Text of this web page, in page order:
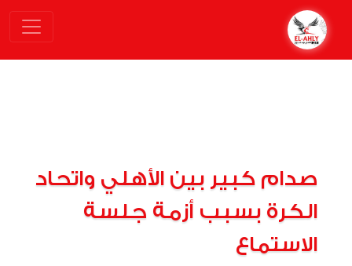
صدام كبير بين الأهلي واتحاد
الكرة بسبب أزمة جلسة
الاستماع